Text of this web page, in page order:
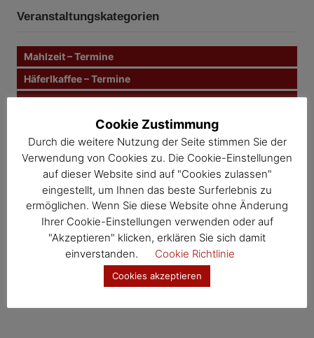
t
r
a
g
n
t
e
n
a
h
Veranstaltungskategorien
Mahlzeit – Termine
Häferlkaffee – Termine
Mutter-Eltern-Beratung – Termine
Müll & Bauhof – Termine
Gesunde Gemeinde – Termine
Kernland – Termine
Wosdawö – Termine
Jahresübersicht
Veranstaltungskalender
Cookie Zustimmung
Durch die weitere Nutzung der Seite stimmen Sie der
Verwendung von Cookies zu. Die Cookie-Einstellungen
auf dieser Website sind auf "Cookies zulassen"
eingestellt, um Ihnen das beste Surferlebnis zu
ermöglichen. Wenn Sie diese Website ohne Änderung
Ihrer Cookie-Einstellungen verwenden oder auf
"Akzeptieren" klicken, erklären Sie sich damit
einverstanden.
Cookie Richtlinie
Cookies akzeptieren